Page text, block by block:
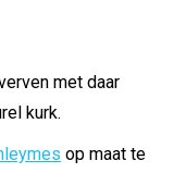
met daar
kurk.
op maat te